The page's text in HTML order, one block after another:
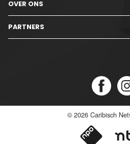
OVER ONS
PARTNERS
© 2026 Caribisch